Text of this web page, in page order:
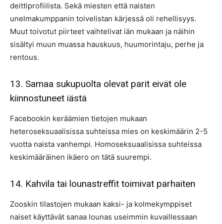
deittiprofiilista. Sekä miesten että naisten
unelmakumppanin toivelistan kärjessä oli rehellisyys.
Muut toivotut piirteet vaihtelivat iän mukaan ja näihin
sisältyi muun muassa hauskuus, huumorintaju, perhe ja
rentous.
13. Samaa sukupuolta olevat parit eivät ole
kiinnostuneet iästä
Facebookin keräämien tietojen mukaan
heteroseksuaalisissa suhteissa mies on keskimäärin 2-5
vuotta naista vanhempi. Homoseksuaalisissa suhteissa
keskimääräinen ikäero on tätä suurempi.
14. Kahvila tai lounastreffit toimivat parhaiten
Zooskin tilastojen mukaan kaksi- ja kolmekymppiset
naiset käyttävät sanaa lounas useimmin kuvaillessaan